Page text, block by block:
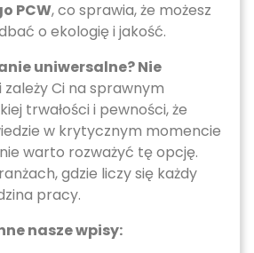
PCW, co sprawia, że możesz
o ekologię i jakość.
uniwersalne? Nie
zależy Ci na sprawnym
trwałości i pewności, że
w krytycznym momencie
warto rozważyć tę opcję.
gdzie liczy się każdy
pracy.
nasze wpisy: